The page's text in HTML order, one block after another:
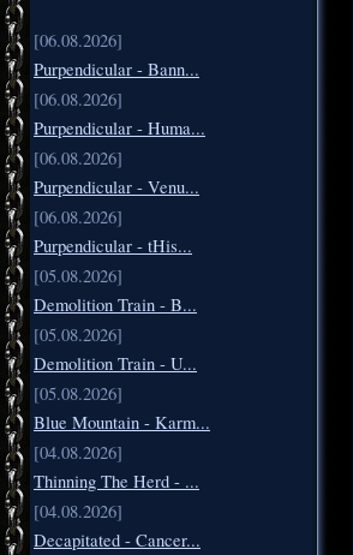
[06.08.2026]
Purpendicular - Bann...
[06.08.2026]
Purpendicular - Huma...
[06.08.2026]
Purpendicular - Venu...
[06.08.2026]
Purpendicular - tHis...
[05.08.2026]
Demolition Train - B...
[05.08.2026]
Demolition Train - U...
[05.08.2026]
Blue Mountain - Karm...
[04.08.2026]
Thinning The Herd - ...
[04.08.2026]
Decapitated - Cancer...